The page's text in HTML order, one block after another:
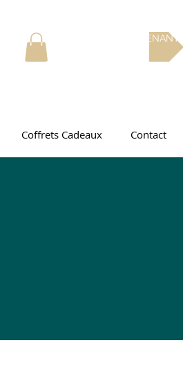
RÉSERVEZ MAINTENANT
Coffrets Cadeaux Contact